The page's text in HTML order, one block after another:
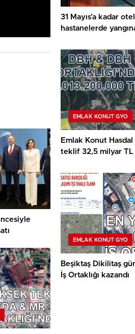
31 Mayıs’a kadar
hastanelerde
EMLAK KONUT GYO
Emlak Konut
teklif 32,5 milyar TL
EMLAK KONUT GYO
Beşiktaş Dikilitaş
İş Ortaklığı kazandı